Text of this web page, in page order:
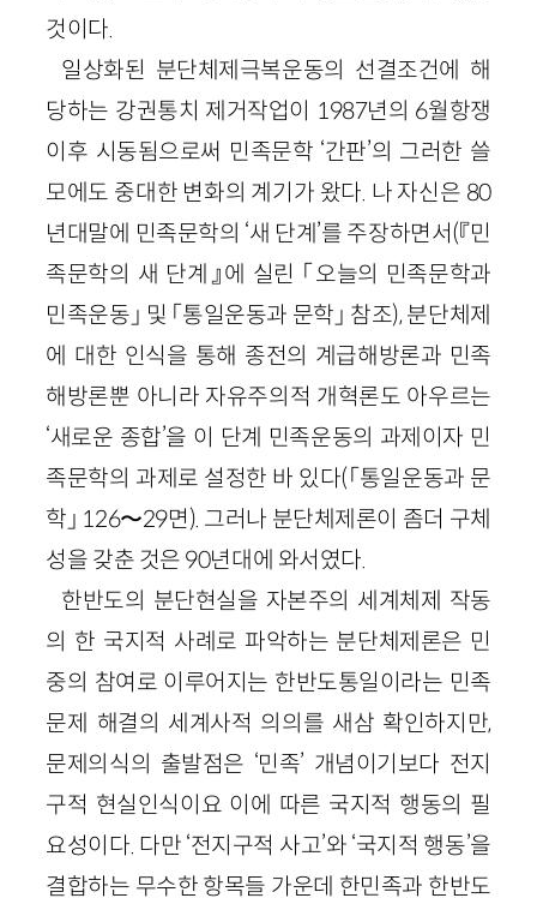
것이다.
일상화된 분단체제극복운동의 선결조건에 해
당하는 강권통치 제거작업이 1987년의 6월항쟁
이후 시동됨으로써 민족문학 ‘간판’의 그러한 쓸
모에도 중대한 변화의 계기가 왔다. 나 자신은 80
년대말에 민족문학의 ‘새 단계’를 주장하면서(『민
족문학의 새 단계』에 실린 「오늘의 민족문학과
민족운동」 및 「통일운동과 문학」 참조), 분단체제
에 대한 인식을 통해 종전의 계급해방론과 민족
해방론뿐 아니라 자유주의적 개혁론도 아우르는
‘새로운 종합’을 이 단계 민족운동의 과제이자 민
족문학의 과제로 설정한 바 있다(「통일운동과 문
학」 126〜29면). 그러나 분단체제론이 좀더 구체
성을 갖춘 것은 90년대에 와서였다.
한반도의 분단현실을 자본주의 세계체제 작동
의 한 국지적 사례로 파악하는 분단체제론은 민
중의 참여로 이루어지는 한반도통일이라는 민족
문제 해결의 세계사적 의의를 새삼 확인하지만,
문제의식의 출발점은 ‘민족’ 개념이기보다 전지
구적 현실인식이요 이에 따른 국지적 행동의 필
요성이다. 다만 ‘전지구적 사고’와 ‘국지적 행동’을
결합하는 무수한 항목들 가운데 한민족과 한반도